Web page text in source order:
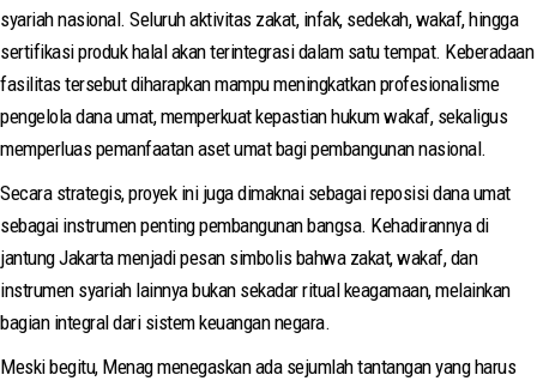
syariah nasional. Seluruh aktivitas zakat, infak, sedekah, wakaf, hingga
sertifikasi produk halal akan terintegrasi dalam satu tempat. Keberadaan
fasilitas tersebut diharapkan mampu meningkatkan profesionalisme
pengelola dana umat, memperkuat kepastian hukum wakaf, sekaligus
memperluas pemanfaatan aset umat bagi pembangunan nasional.
Secara strategis, proyek ini juga dimaknai sebagai reposisi dana umat
sebagai instrumen penting pembangunan bangsa. Kehadirannya di
jantung Jakarta menjadi pesan simbolis bahwa zakat, wakaf, dan
instrumen syariah lainnya bukan sekadar ritual keagamaan, melainkan
bagian integral dari sistem keuangan negara.
Meski begitu, Menag menegaskan ada sejumlah tantangan yang harus